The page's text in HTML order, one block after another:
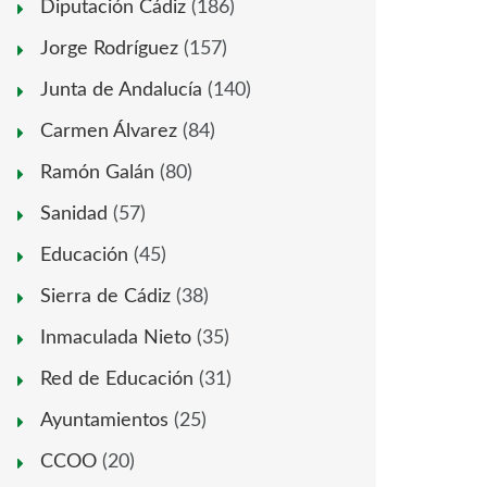
Diputación Cádiz (186)
Jorge Rodríguez (157)
Junta de Andalucía (140)
Carmen Álvarez (84)
Ramón Galán (80)
Sanidad (57)
Educación (45)
Sierra de Cádiz (38)
Inmaculada Nieto (35)
Red de Educación (31)
Ayuntamientos (25)
CCOO (20)